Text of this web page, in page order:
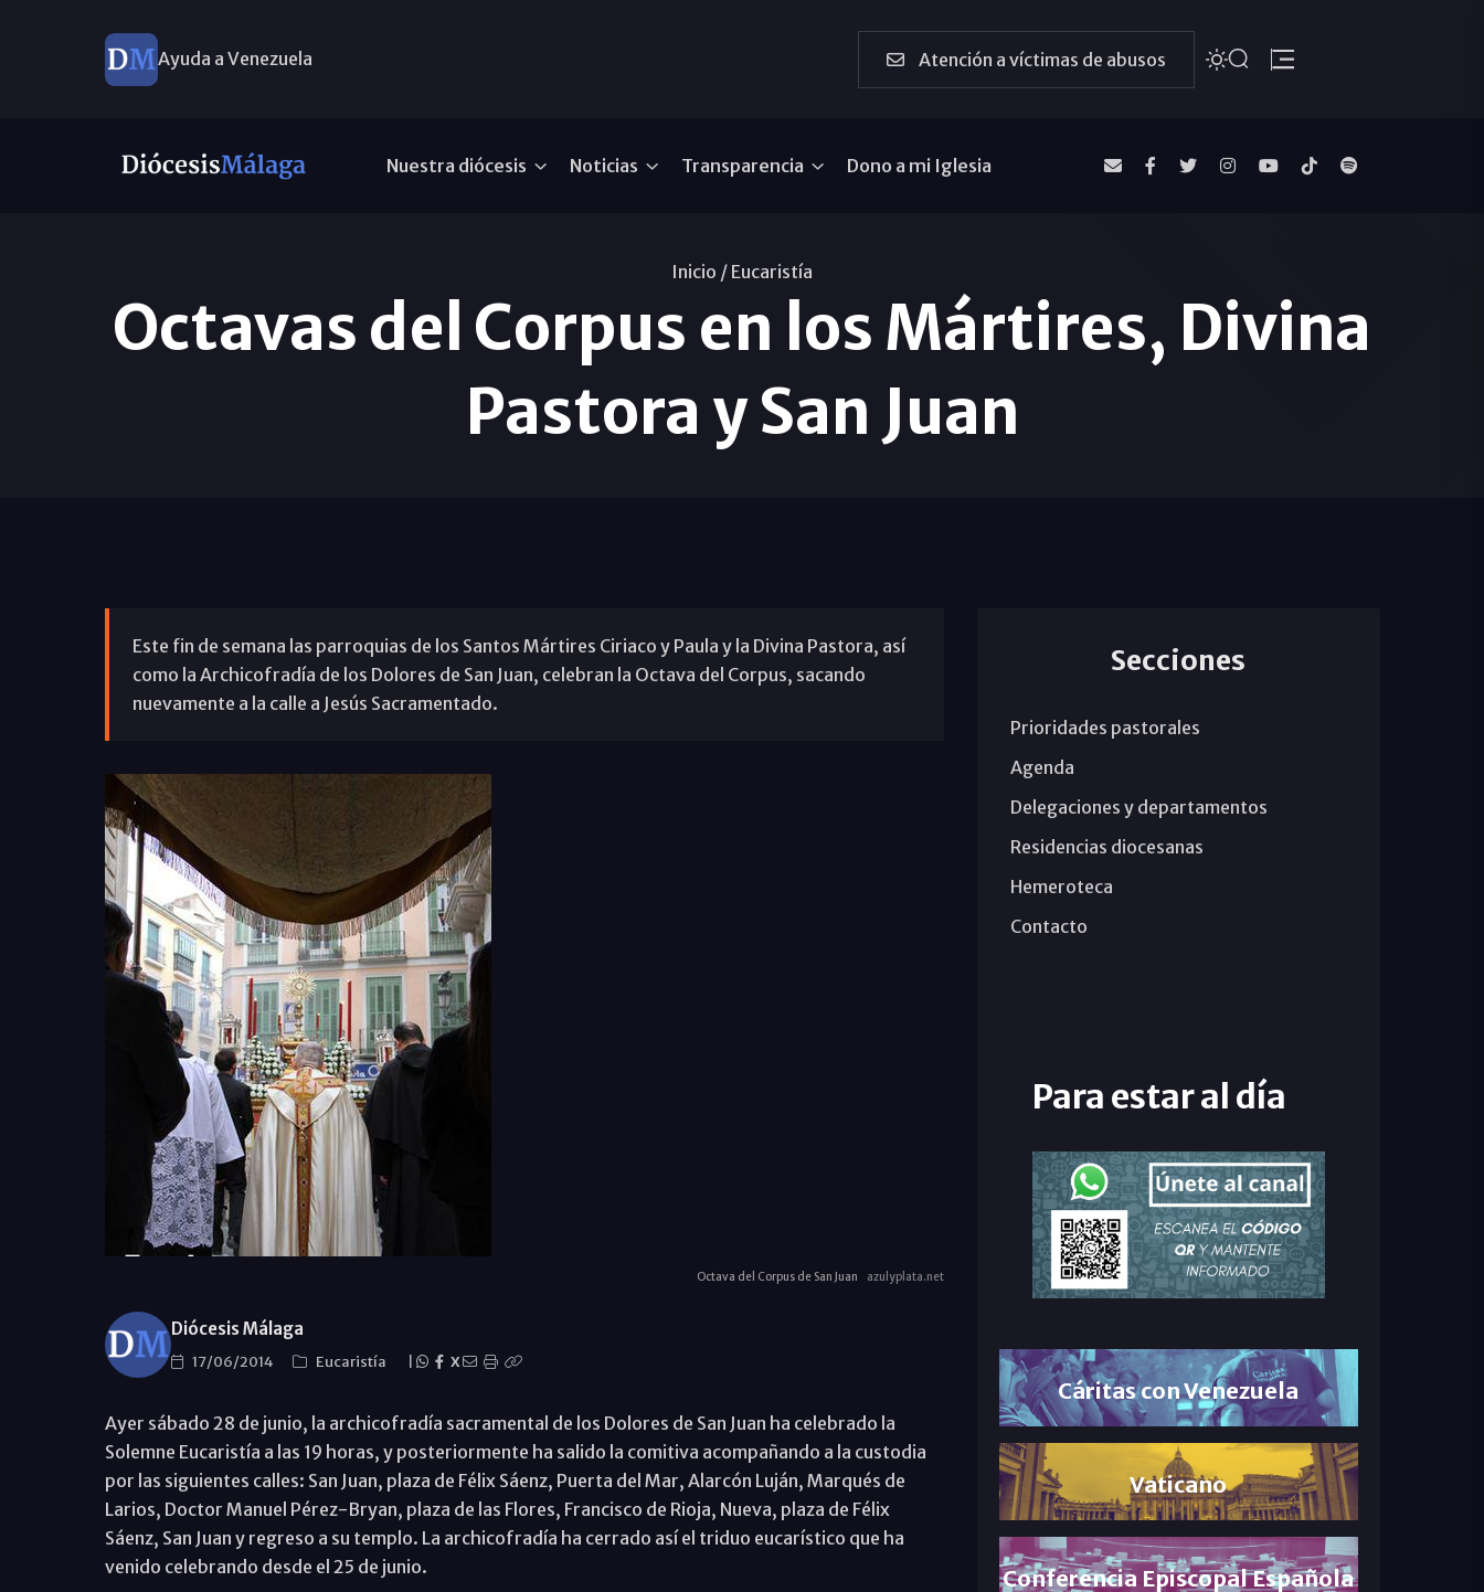
Ayuda a Venezuela Atención a víctimas de abusos
Nuestra diócesis Noticias Transparencia Dono a mi Iglesia
Inicio / Eucaristía
Octavas del Corpus en los Mártires, Divina
Pastora y San Juan
Este fin de semana las parroquias de los Santos Mártires Ciriaco y Paula y la Divina Pastora, así
como la Archicofradía de los Dolores de San Juan, celebran la Octava del Corpus, sacando
nuevamente a la calle a Jesús Sacramentado.
Octava del Corpus de San Juan azulyplata.net
Diócesis Málaga
17/06/2014 Eucaristía X
Ayer sábado 28 de junio, la archicofradía sacramental de los Dolores de San Juan ha celebrado la
Solemne Eucaristía a las 19 horas, y posteriormente ha salido la comitiva acompañando a la custodia
por las siguientes calles: San Juan, plaza de Félix Sáenz, Puerta del Mar, Alarcón Luján, Marqués de
Larios, Doctor Manuel Pérez-Bryan, plaza de las Flores, Francisco de Rioja, Nueva, plaza de Félix
Sáenz, San Juan y regreso a su templo. La archicofradía ha cerrado así el triduo eucarístico que ha
venido celebrando desde el 25 de junio.
Secciones
Prioridades pastorales
Agenda
Delegaciones y departamentos
Residencias diocesanas
Hemeroteca
Contacto
Para estar al día
Cáritas con Venezuela
Vaticano
Conferencia Episcopal Española